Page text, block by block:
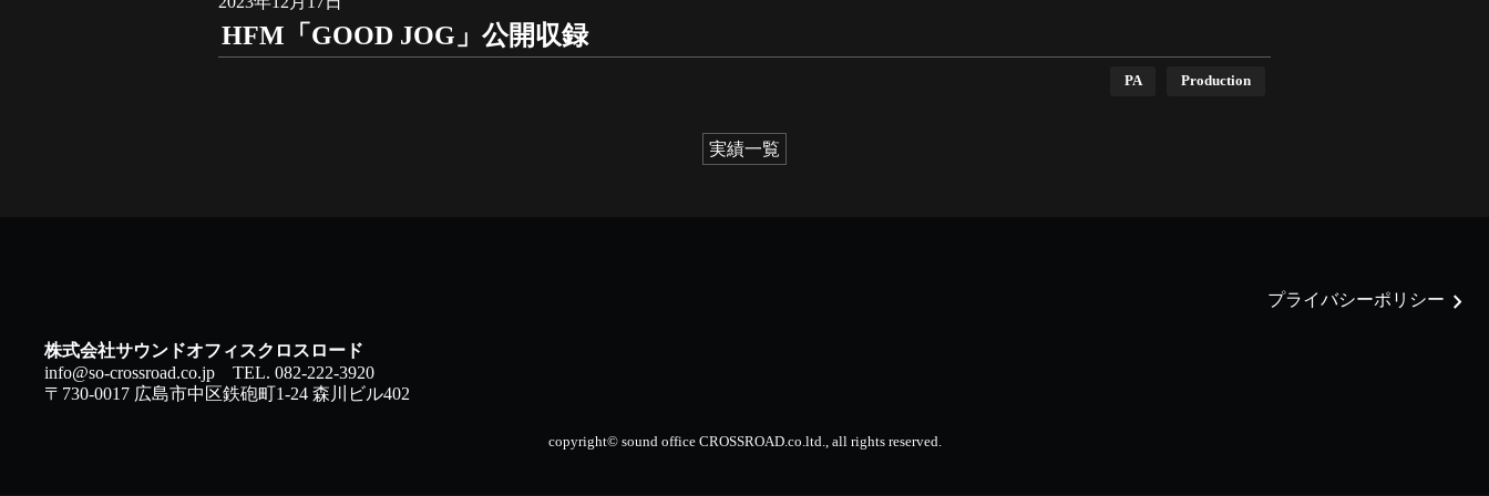
HFM「GOOD JOG」公開収録
PA Production
実績一覧
プライバシーポリシー chevron_right
株式会社サウンドオフィスクロスロード
info@so-crossroad.co.jp
TEL. 082-222-3920
〒730-0017 広島市中区鉄砲町1-24 森川ビル402
copyright© sound office CROSSROAD.co.ltd., all rights reserved.